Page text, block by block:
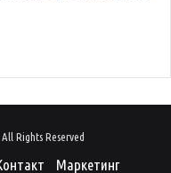
Rights Reserved
Маркетинг